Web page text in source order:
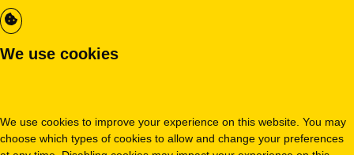
We use cookies
We use cookies to improve your experience on this website. You may
choose which types of cookies to allow and change your preferences